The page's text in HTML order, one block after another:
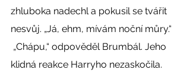
zhluboka nadechl a pokusil se tvářit
nesvůj. „Já, ehm, mívám noční můry.“
klidná reakce Harryho nezaskočila.